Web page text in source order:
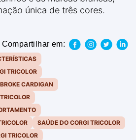
única de três cores.
Compartilhar em:
TRICOLOR
CARDIGAN
SAÚDE DO CORGI TRICOLOR
TRICOLOR